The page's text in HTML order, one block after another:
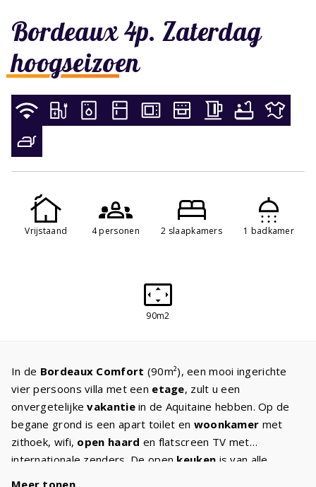
Bordeaux 4p. Zaterdag
hoogseizoen
Vrijstaand 4 personen 2 slaapkamers 1 badkamer
90m2
In de Bordeaux Comfort (90m²), een mooi ingerichte
vier persoons villa met een etage, zult u een
onvergetelijkevakantiein de Aquitaine hebben. Op de
begane grond is een apart toilet en woonkamer met
zithoek, wifi, open haard en flatscreen TV met
internationale zenders. De open keuken is van alle